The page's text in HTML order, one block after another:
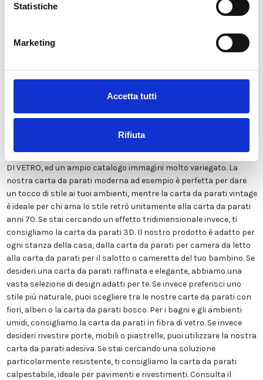
Statistiche
Marketing
Accetta tutti
Rifiuta
investimenti in nuove tecnologie made in Italy. Produciamo la
nostra carta da parati esclusivamente in Italia per garantirne
style e nei colori GRATUITAMENTE dai nostri designer e adatta ad
sostanze chimiche pericolose. Inoltre, possiede le certificazioni
di finiture tra cui LISCIA CLASSICA, TELA CANVAS, ADESIVA o FIBRA
DI VETRO, ed un ampio catalogo immagini molto variegato. La
nostra carta da parati moderna ad esempio è perfetta per dare
un tocco di stile ai tuoi ambienti, mentre la carta da parati vintage
è ideale per chi ama lo stile retrò unitamente alla carta da parati
anni 70. Se stai cercando un effetto tridimensionale invece, ti
consigliamo la carta da parati 3D. Il nostro prodotto è adatto per
ogni stanza della casa, dalla carta da parati per camera da letto
alla carta da parati per il salotto o cameretta del tuo bambino. Se
desideri una carta da parati raffinata e elegante, abbiamo una
vasta selezione di design adatti per te. Se invece preferisci uno
stile più naturale, puoi scegliere tra le nostre carte da parati con
fiori, alberi o la carta da parati bosco. Per i bagni e gli ambienti
umidi, consigliamo la carta da parati in fibra di vetro. Se invece
desideri rivestire porte, mobili o piastrelle, puoi utilizzare la nostra
carta da parati adesiva. Se stai cercando una soluzione
particolarmente resistente, ti consigliamo la carta da parati
calpestabile, ideale per pavimenti e rivestimenti. Consulta il